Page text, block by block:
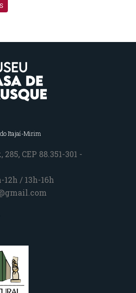
Itajaí-Mirim
CEP 88.351-301 -
12h / 13h-16h